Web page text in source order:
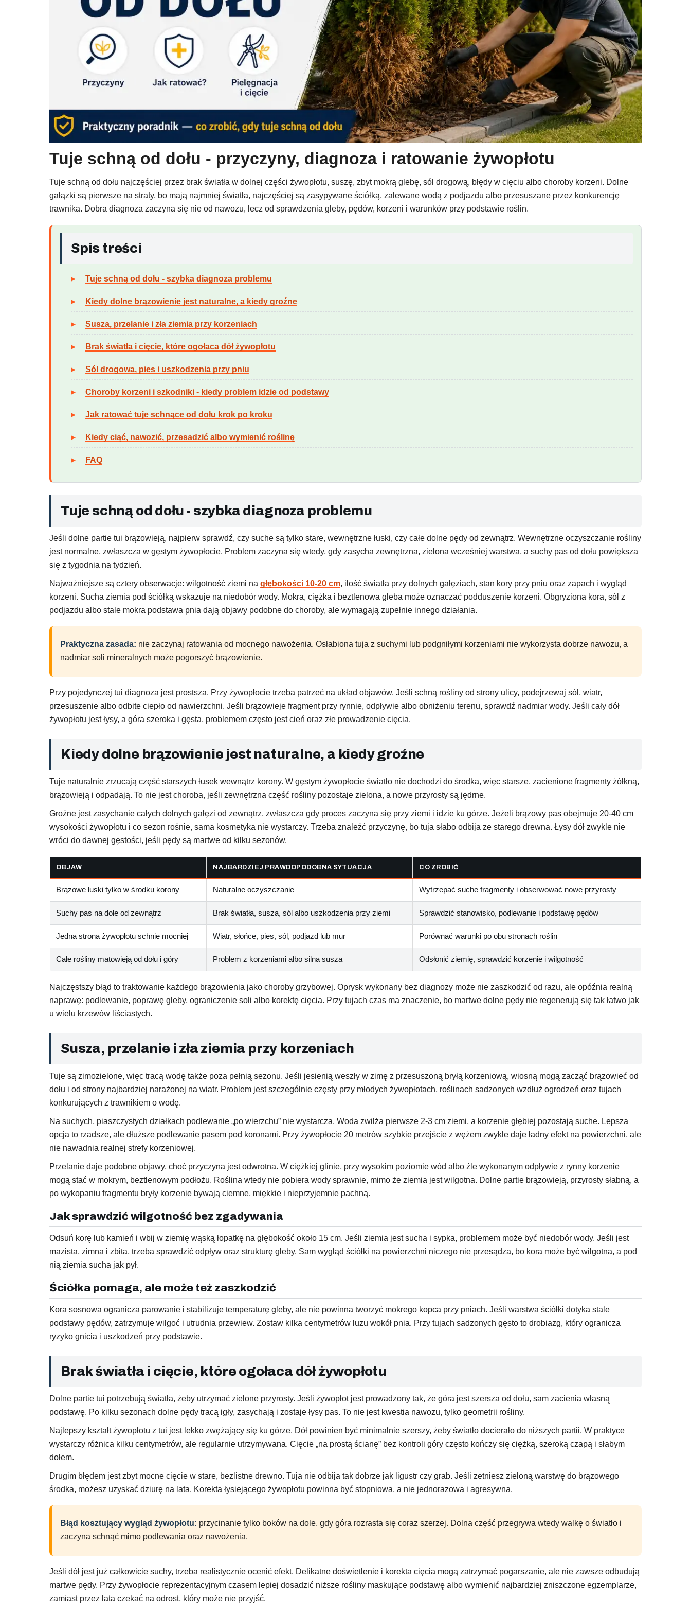
Tuje schną od dołu - przyczyny, diagnoza i ratowanie żywopłotu
Tuje schną od dołu najczęściej przez brak światła w dolnej części żywopłotu, suszę, zbyt mokrą glebę, sól drogową, błędy w cięciu albo choroby korzeni. Dolne
gałązki są pierwsze na straty, bo mają najmniej światła, najczęściej są zasypywane ściółką, zalewane wodą z podjazdu albo przesuszane przez konkurencję
trawnika. Dobra diagnoza zaczyna się nie od nawozu, lecz od sprawdzenia gleby, pędów, korzeni i warunków przy podstawie roślin.
Spis treści
Tuje schną od dołu - szybka diagnoza problemu
Kiedy dolne brązowienie jest naturalne, a kiedy groźne
Susza, przelanie i zła ziemia przy korzeniach
Brak światła i cięcie, które ogołaca dół żywopłotu
Sól drogowa, pies i uszkodzenia przy pniu
Choroby korzeni i szkodniki - kiedy problem idzie od podstawy
Jak ratować tuje schnące od dołu krok po kroku
Kiedy ciąć, nawozić, przesadzić albo wymienić roślinę
FAQ
Tuje schną od dołu - szybka diagnoza problemu
Jeśli dolne partie tui brązowieją, najpierw sprawdź, czy suche są tylko stare, wewnętrzne łuski, czy całe dolne pędy od zewnątrz. Wewnętrzne oczyszczanie rośliny
jest normalne, zwłaszcza w gęstym żywopłocie. Problem zaczyna się wtedy, gdy zasycha zewnętrzna, zielona wcześniej warstwa, a suchy pas od dołu powiększa
się z tygodnia na tydzień.
Najważniejsze są cztery obserwacje: wilgotność ziemi na głębokości 10-20 cm, ilość światła przy dolnych gałęziach, stan kory przy pniu oraz zapach i wygląd
korzeni. Sucha ziemia pod ściółką wskazuje na niedobór wody. Mokra, ciężka i beztlenowa gleba może oznaczać podduszenie korzeni. Obgryziona kora, sól z
podjazdu albo stale mokra podstawa pnia dają objawy podobne do choroby, ale wymagają zupełnie innego działania.
Praktyczna zasada: nie zaczynaj ratowania od mocnego nawożenia. Osłabiona tuja z suchymi lub podgniłymi korzeniami nie wykorzysta dobrze nawozu, a
nadmiar soli mineralnych może pogorszyć brązowienie.
Przy pojedynczej tui diagnoza jest prostsza. Przy żywopłocie trzeba patrzeć na układ objawów. Jeśli schną rośliny od strony ulicy, podejrzewaj sól, wiatr,
przesuszenie albo odbite ciepło od nawierzchni. Jeśli brązowieje fragment przy rynnie, odpływie albo obniżeniu terenu, sprawdź nadmiar wody. Jeśli cały dół
żywopłotu jest łysy, a góra szeroka i gęsta, problemem często jest cień oraz złe prowadzenie cięcia.
Kiedy dolne brązowienie jest naturalne, a kiedy groźne
Tuje naturalnie zrzucają część starszych łusek wewnątrz korony. W gęstym żywopłocie światło nie dochodzi do środka, więc starsze, zacienione fragmenty żółkną,
brązowieją i odpadają. To nie jest choroba, jeśli zewnętrzna część rośliny pozostaje zielona, a nowe przyrosty są jędrne.
Groźne jest zasychanie całych dolnych gałęzi od zewnątrz, zwłaszcza gdy proces zaczyna się przy ziemi i idzie ku górze. Jeżeli brązowy pas obejmuje 20-40 cm
wysokości żywopłotu i co sezon rośnie, sama kosmetyka nie wystarczy. Trzeba znaleźć przyczynę, bo tuja słabo odbija ze starego drewna. Łysy dół zwykle nie
wróci do dawnej gęstości, jeśli pędy są martwe od kilku sezonów.
OBJAW NAJBARDZIEJ PRAWDOPODOBNA SYTUACJA CO ZROBIĆ
Brązowe łuski tylko w środku korony Naturalne oczyszczanie Wytrzepać suche fragmenty i obserwować nowe przyrosty
Suchy pas na dole od zewnątrz Brak światła, susza, sól albo uszkodzenia przy ziemi Sprawdzić stanowisko, podlewanie i podstawę pędów
Jedna strona żywopłotu schnie mocniej Wiatr, słońce, pies, sól, podjazd lub mur Porównać warunki po obu stronach roślin
Całe rośliny matowieją od dołu i góry Problem z korzeniami albo silna susza Odsłonić ziemię, sprawdzić korzenie i wilgotność
Najczęstszy błąd to traktowanie każdego brązowienia jako choroby grzybowej. Oprysk wykonany bez diagnozy może nie zaszkodzić od razu, ale opóźnia realną
naprawę: podlewanie, poprawę gleby, ograniczenie soli albo korektę cięcia. Przy tujach czas ma znaczenie, bo martwe dolne pędy nie regenerują się tak łatwo jak
u wielu krzewów liściastych.
Susza, przelanie i zła ziemia przy korzeniach
Tuje są zimozielone, więc tracą wodę także poza pełnią sezonu. Jeśli jesienią weszły w zimę z przesuszoną bryłą korzeniową, wiosną mogą zacząć brązowieć od
dołu i od strony najbardziej narażonej na wiatr. Problem jest szczególnie częsty przy młodych żywopłotach, roślinach sadzonych wzdłuż ogrodzeń oraz tujach
konkurujących z trawnikiem o wodę.
Na suchych, piaszczystych działkach podlewanie „po wierzchu” nie wystarcza. Woda zwilża pierwsze 2-3 cm ziemi, a korzenie głębiej pozostają suche. Lepsza
opcja to rzadsze, ale dłuższe podlewanie pasem pod koronami. Przy żywopłocie 20 metrów szybkie przejście z wężem zwykle daje ładny efekt na powierzchni, ale
nie nawadnia realnej strefy korzeniowej.
Przelanie daje podobne objawy, choć przyczyna jest odwrotna. W ciężkiej glinie, przy wysokim poziomie wód albo źle wykonanym odpływie z rynny korzenie
mogą stać w mokrym, beztlenowym podłożu. Roślina wtedy nie pobiera wody sprawnie, mimo że ziemia jest wilgotna. Dolne partie brązowieją, przyrosty słabną, a
po wykopaniu fragmentu bryły korzenie bywają ciemne, miękkie i nieprzyjemnie pachną.
Jak sprawdzić wilgotność bez zgadywania
Odsuń korę lub kamień i wbij w ziemię wąską łopatkę na głębokość około 15 cm. Jeśli ziemia jest sucha i sypka, problemem może być niedobór wody. Jeśli jest
mazista, zimna i zbita, trzeba sprawdzić odpływ oraz strukturę gleby. Sam wygląd ściółki na powierzchni niczego nie przesądza, bo kora może być wilgotna, a pod
nią ziemia sucha jak pył.
Ściółka pomaga, ale może też zaszkodzić
Kora sosnowa ogranicza parowanie i stabilizuje temperaturę gleby, ale nie powinna tworzyć mokrego kopca przy pniach. Jeśli warstwa ściółki dotyka stale
podstawy pędów, zatrzymuje wilgoć i utrudnia przewiew. Zostaw kilka centymetrów luzu wokół pnia. Przy tujach sadzonych gęsto to drobiazg, który ogranicza
ryzyko gnicia i uszkodzeń przy podstawie.
Brak światła i cięcie, które ogołaca dół żywopłotu
Dolne partie tui potrzebują światła, żeby utrzymać zielone przyrosty. Jeśli żywopłot jest prowadzony tak, że góra jest szersza od dołu, sam zacienia własną
podstawę. Po kilku sezonach dolne pędy tracą igły, zasychają i zostaje łysy pas. To nie jest kwestia nawozu, tylko geometrii rośliny.
Najlepszy kształt żywopłotu z tui jest lekko zwężający się ku górze. Dół powinien być minimalnie szerszy, żeby światło docierało do niższych partii. W praktyce
wystarczy różnica kilku centymetrów, ale regularnie utrzymywana. Cięcie „na prostą ścianę” bez kontroli góry często kończy się ciężką, szeroką czapą i słabym
dołem.
Drugim błędem jest zbyt mocne cięcie w stare, bezlistne drewno. Tuja nie odbija tak dobrze jak ligustr czy grab. Jeśli zetniesz zieloną warstwę do brązowego
środka, możesz uzyskać dziurę na lata. Korekta łysiejącego żywopłotu powinna być stopniowa, a nie jednorazowa i agresywna.
Błąd kosztujący wygląd żywopłotu: przycinanie tylko boków na dole, gdy góra rozrasta się coraz szerzej. Dolna część przegrywa wtedy walkę o światło i
zaczyna schnąć mimo podlewania oraz nawożenia.
Jeśli dół jest już całkowicie suchy, trzeba realistycznie ocenić efekt. Delikatne doświetlenie i korekta cięcia mogą zatrzymać pogarszanie, ale nie zawsze odbudują
martwe pędy. Przy żywopłocie reprezentacyjnym czasem lepiej dosadzić niższe rośliny maskujące podstawę albo wymienić najbardziej zniszczone egzemplarze,
zamiast przez lata czekać na odrost, który może nie przyjść.